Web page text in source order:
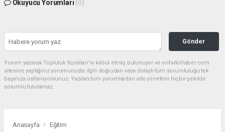
Okuyucu Yorumları (0)
Gönder
Yorum yazarak Topluluk Kuralları’nı kabul etmiş bulunuyor ve enfarklihaber.com
sitesine yaptığınız yorumunuzla ilgili doğrudan veya dolaylı tüm sorumluluğu tek
başınıza üstleniyorsunuz. Yazılan tüm yorumlardan site yönetimi hiçbir şekilde
sorumlu tutulamaz.
Anasayfa Eğitim